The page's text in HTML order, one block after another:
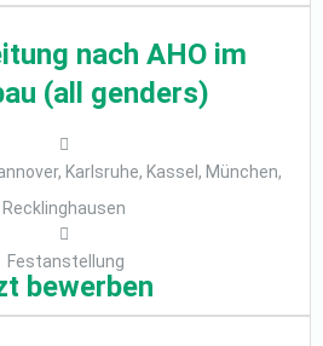
nach AHO im
(all genders)
Karlsruhe, Kassel, München,
Recklinghausen
Festanstellung
bewerben